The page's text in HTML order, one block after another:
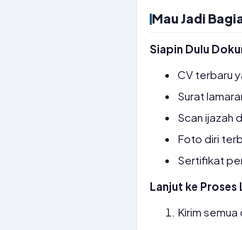
Mau Jadi
Siapin Dulu
CV terbaru
Surat
Scan ijazah
Foto diri
Sertifikat
Lanjut ke Proses
Kirim